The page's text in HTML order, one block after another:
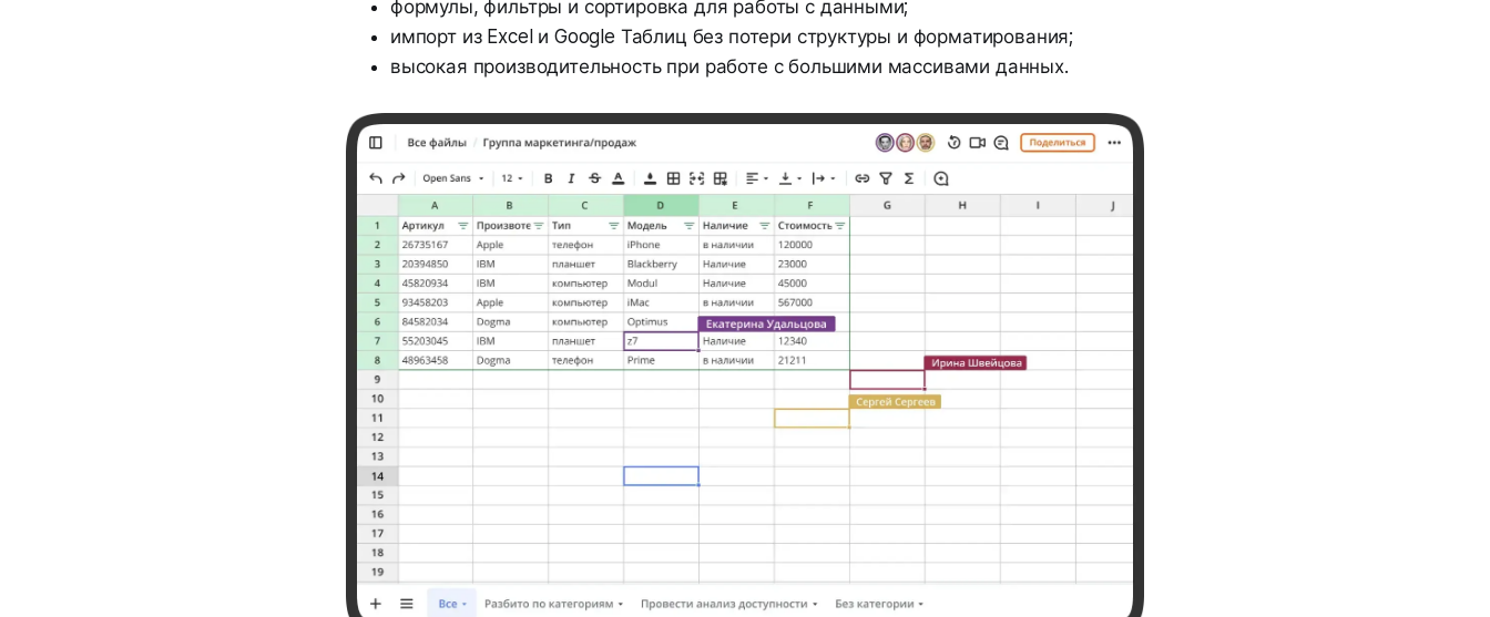
формулы, фильтры и сортировка для работы с данными;
импорт из Excel и Google Таблиц без потери структуры и форматирования;
высокая производительность при работе с большими массивами данных.